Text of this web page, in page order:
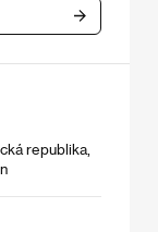
republika,